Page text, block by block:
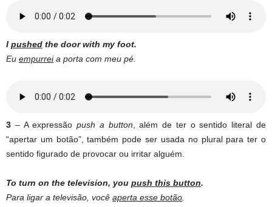
I pushed the doorwith my foot.
Eu empurreia porta com meu pé.
3 – A expressãopush a button , além de ter o sentido literal de
“apertar um botão”, também pode ser usada no plural para ter o
sentido figurado de provocar ou irritar alguém.
To turn on the television, you push this button.
Para ligar a televisão, você aperta esse botão